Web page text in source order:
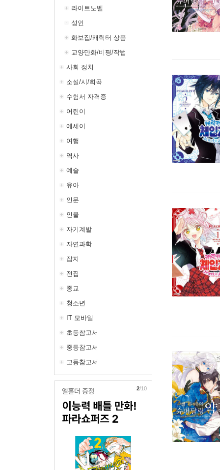
라이트노벨
성인
화보집/캐릭터 상품
교양만화/비평/작법
사회 정치
소설/시/희곡
수험서 자격증
어린이
에세이
여행
역사
예술
유아
인문
인물
자기계발
자연과학
잡지
전집
종교
청소년
IT 모바일
초등참고서
중등참고서
고등참고서
3/10